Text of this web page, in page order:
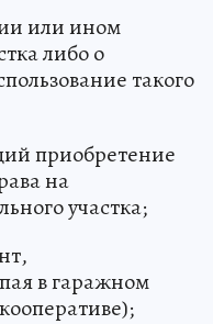
или ином
либо о
такого
приобретение
на
участка;
в гаражном